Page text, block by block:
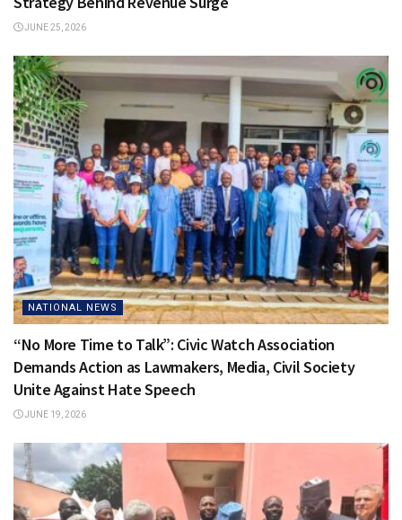
JUNE 25, 2026
NATIONAL NEWS
“No More Time to Talk”: Civic Watch Association
Demands Action as Lawmakers, Media, Civil Society
Unite Against Hate Speech
JUNE 19, 2026